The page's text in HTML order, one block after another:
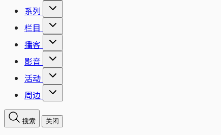
系列
栏目
播客
影音
活动
周边
搜索 关闭